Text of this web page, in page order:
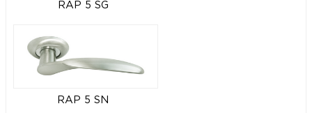
RAP 5 SG
RAP 5 SN